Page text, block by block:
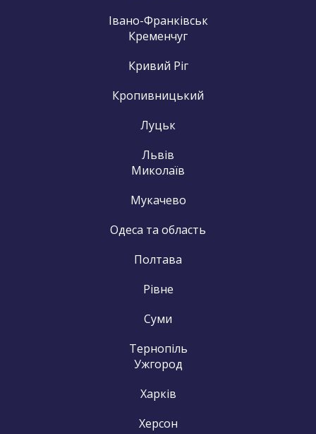
Івано-Франківськ
Кременчуг
Кривий Ріг
Кропивницький
Луцьк
Львів
Миколаїв
Мукачево
Одеса та область
Полтава
Рівне
Суми
Тернопіль
Ужгород
Харків
Херсон